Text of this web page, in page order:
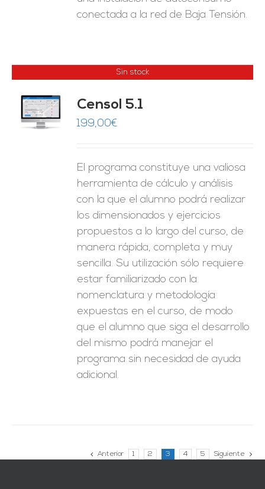
conectada a la red de Baja Tensión.
Sin stock
Censol 5.1
199,00€
El programa constituye una valiosa
herramienta de cálculo y análisis
con la que el alumno podrá realizar
los dimensionados y ejercicios
propuestos a lo largo del curso, de
manera rápida, completa y muy
sencilla. Su utilización sólo requiere
estar familiarizado con la
nomenclatura y metodología
expuestas en el curso, de modo
que el alumno que siga el desarrollo
del mismo podrá manejar el
programa sin necesidad de ayuda
adicional.
Anterior 1 2 3 4 5 Siguiente